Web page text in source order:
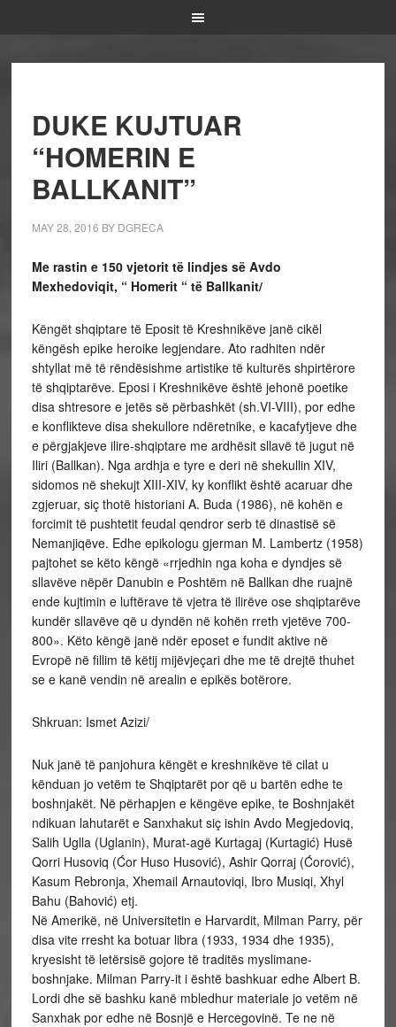
DUKE KUJTUAR
“HOMERIN E
BALLKANIT”
MAY 28, 2016 BY DGRECA
Me rastin e 150 vjetorit të lindjes së Avdo
Mexhedoviqit, “ Homerit “ të Ballkanit/
Këngët shqiptare të Eposit të Kreshnikëve janë cikël
këngësh epike heroike legjendare. Ato radhiten ndër
shtyllat më të rëndësishme artistike të kulturës shpirtërore
të shqiptarëve. Eposi i Kreshnikëve është jehonë poetike
disa shtresore e jetës së përbashkët (sh.VI-VIII), por edhe
e konflikteve disa shekullore ndëretnike, e kacafytjeve dhe
e përgjakjeve ilire-shqiptare me ardhësit sllavë të jugut në
Iliri (Ballkan). Nga ardhja e tyre e deri në shekullin XIV,
sidomos në shekujt XIII-XIV, ky konflikt është acaruar dhe
zgjeruar, siç thotë historiani A. Buda (1986), në kohën e
forcimit të pushtetit feudal qendror serb të dinastisë së
Nemanjiqëve. Edhe epikologu gjerman M. Lambertz (1958)
pajtohet se këto këngë «rrjedhin nga koha e dyndjes së
sllavëve nëpër Danubin e Poshtëm në Ballkan dhe ruajnë
ende kujtimin e luftërave të vjetra të ilirëve ose shqiptarëve
kundër sllavëve që u dyndën në kohën rreth vjetëve 700-
800». Këto këngë janë ndër eposet e fundit aktive në
Evropë në fillim të këtij mijëvjeçari dhe me të drejtë thuhet
se e kanë vendin në arealin e epikës botërore.
Shkruan: Ismet Azizi/
Nuk janë të panjohura këngët e kreshnikëve të cilat u
kënduan jo vetëm te Shqiptarët por që u bartën edhe te
boshnjakët. Në përhapjen e këngëve epike, te Boshnjakët
ndikuan lahutarët e Sanxhakut siç ishin Avdo Megjedoviq,
Salih Uglla (Uglanin), Murat-agë Kurtagaj (Kurtagić) Husë
Qorri Husoviq (Ćor Huso Husović), Ashir Qorraj (Ćorović),
Kasum Rebronja, Xhemail Arnautoviqi, Ibro Musiqi, Xhyl
Bahu (Bahović) etj.
Në Amerikë, në Universitetin e Harvardit, Milman Parry, për
disa vite rresht ka botuar libra (1933, 1934 dhe 1935),
kryesisht të letërsisë gojore të traditës myslimane-
boshnjake. Milman Parry-it i është bashkuar edhe Albert B.
Lordi dhe së bashku kanë mbledhur materiale jo vetëm në
Sanxhak por edhe në Bosnjë e Hercegovinë. Te ne në